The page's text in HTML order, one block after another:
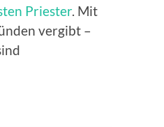
Priester. Mit
vergibt –